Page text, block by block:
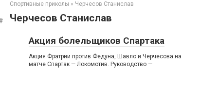
Спортивные приколы » Черчесов Станислав
Черчесов Станислав
Акция болельщиков Спартака
Акция Фратрии против Федуна, Шавло и Черчесова на
матче Спартак — Локомотив. Руководство —